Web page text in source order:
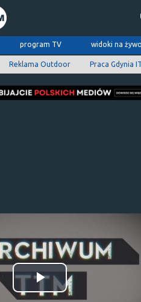
program TV widoki na
Reklama Outdoor Praca Gdynia
Odtwórz